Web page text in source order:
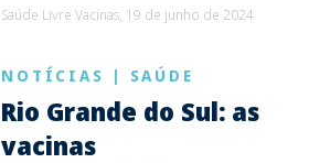
Saúde Livre Vacinas, 19 de junho de 2024
NOTÍCIAS | SAÚDE
Rio Grande do Sul: as
vacinas